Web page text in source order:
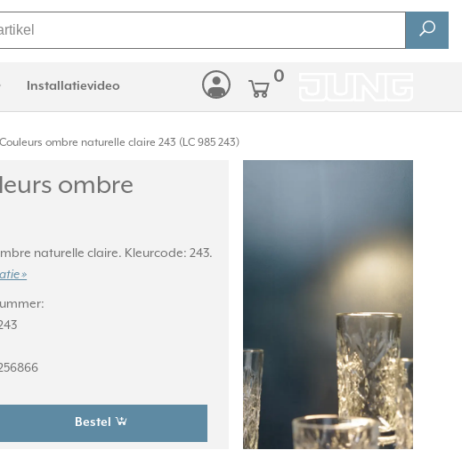
Installatievideo 0
ombre naturelle claire 243 (LC 985 243)
ombre
naturelle claire. Kleurcode: 243.
»
Bestel